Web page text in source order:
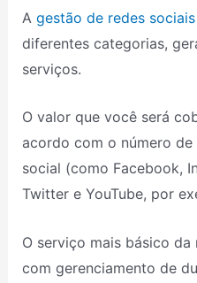
A gestão de redes sociais
diferentes categorias,
serviços.
O valor que você será
acordo com o número
social (como Facebook,
Twitter e YouTube, por
O serviço mais básico
com gerenciamento de